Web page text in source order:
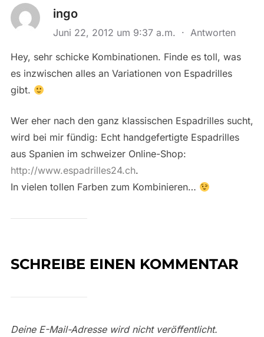
ingo
Juni 22, 2012 um 9:37 a.m. · Antworten
Hey, sehr schicke Kombinationen. Finde es toll, was
es inzwischen alles an Variationen von Espadrilles
gibt.
Wer eher nach den ganz klassischen Espadrilles sucht,
wird bei mir fündig: Echt handgefertigte Espadrilles
aus Spanien im schweizer Online-Shop:
http://www.espadrilles24.ch.
In vielen tollen Farben zum Kombinieren…
SCHREIBE EINEN KOMMENTAR
Deine E-Mail-Adresse wird nicht veröffentlicht.